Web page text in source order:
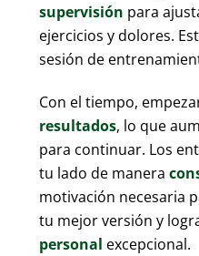
supervisión para
ejercicios y dolores.
sesión de
Con el tiempo,
resultados, lo que
para continuar. Los
tu lado de manera
motivación necesaria
tu mejor versión y
personal excepcional.